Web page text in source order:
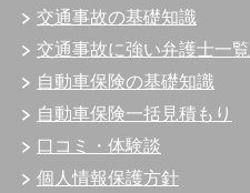
交通事故の基礎知識
交通事故に強い弁護士一覧
自動車保険の基礎知識
自動車保険一括見積もり
口コミ・体験談
個人情報保護方針